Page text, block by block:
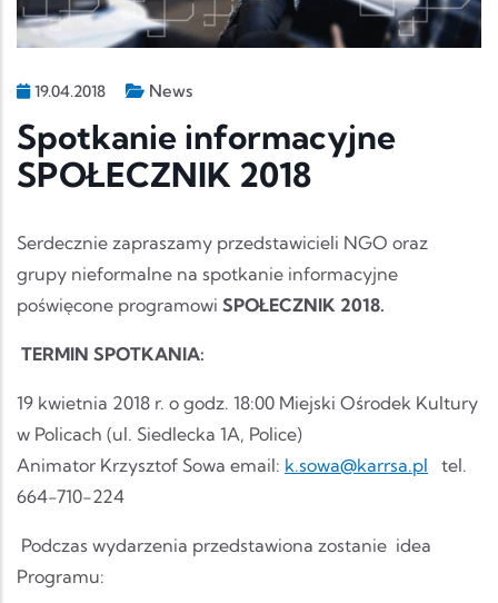
19.04.2018 News
Spotkanie informacyjne
SPOŁECZNIK 2018
Serdecznie zapraszamy przedstawicieli NGO oraz
grupy nieformalne na spotkanie informacyjne
poświęcone programowi SPOŁECZNIK 2018.
TERMIN SPOTKANIA:
19 kwietnia 2018 r. o godz. 18:00 Miejski Ośrodek Kultury
w Policach (ul. Siedlecka 1A, Police)
Animator Krzysztof Sowa email: k.sowa@karrsa.pl tel.
664-710-224
Podczas wydarzenia przedstawiona zostanie idea
Programu: